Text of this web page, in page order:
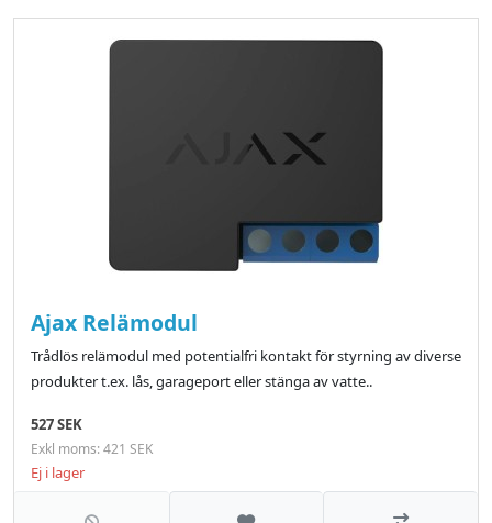
Ajax Relämodul
Trådlös relämodul med potentialfri kontakt för styrning av diverse
produkter t.ex. lås, garageport eller stänga av vatte..
527 SEK
Exkl moms: 421 SEK
Ej i lager